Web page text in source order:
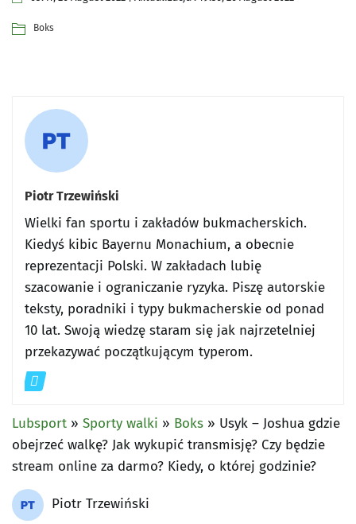
Boks
Piotr Trzewiński
Wielki fan sportu i zakładów bukmacherskich.
Kiedyś kibic Bayernu Monachium, a obecnie
reprezentacji Polski. W zakładach lubię
szacowanie i ograniczanie ryzyka. Piszę autorskie
teksty, poradniki i typy bukmacherskie od ponad
10 lat. Swoją wiedzę staram się jak najrzetelniej
przekazywać początkującym typerom.
Lubsport » Sporty walki » Boks » Usyk – Joshua gdzie
obejrzeć walkę? Jak wykupić transmisję? Czy będzie
stream online za darmo? Kiedy, o której godzinie?
Piotr Trzewiński